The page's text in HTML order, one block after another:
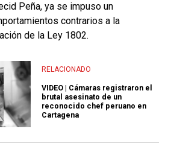
Peña, ya se impuso un
contrarios a la
de la Ley 1802.
RELACIONADO
VIDEO | Cámaras registraron el
brutal asesinato de un
reconocido chef peruano en
Cartagena